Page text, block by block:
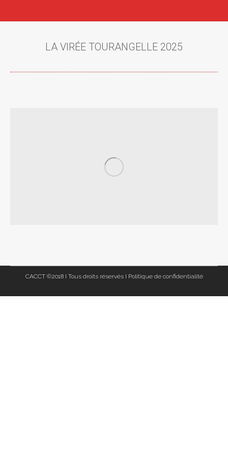
LA VIRÉE TOURANGELLE 2025
CACCT ©2018 I Tous droits réservés I Politique de confidentialité